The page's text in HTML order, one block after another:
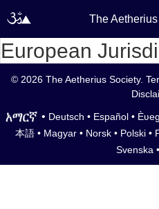
The
European
© 2026 The Aetherius Society.
• Deutsch • Español•
本語 • Magyar • Norsk • Polski •
Svenska •